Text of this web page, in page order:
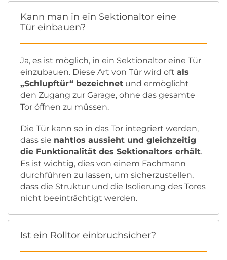
Kann man in ein Sektionaltor eine
Tür einbauen?
Ja, es ist möglich, in ein Sektionaltor eine Tür
einzubauen. Diese Art von Tür wird oft als
„Schlupftür“ bezeichnet und ermöglicht
den Zugang zur Garage, ohne das gesamte
Tor öffnen zu müssen.
Die Tür kann so in das Tor integriert werden,
dass sie nahtlos aussieht und gleichzeitig
die Funktionalität des Sektionaltors erhält.
Es ist wichtig, dies von einem Fachmann
durchführen zu lassen, um sicherzustellen,
dass die Struktur und die Isolierung des Tores
nicht beeinträchtigt werden.
Ist ein Rolltor einbruchsicher?